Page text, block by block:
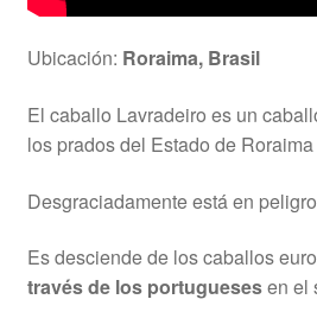
Ubicación: Roraima, Brasil
El caballo Lavradeiro es un
los prados del Estado de
Desgraciadamente está en
Es desciende de los caballos
través de los portuguesesen el